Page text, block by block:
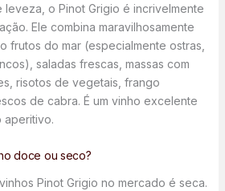
o Pinot Grigio é incrivelmente
Ele combina maravilhosamente
frutos do mar (especialmente ostras,
saladas frescas, massas com
risotos de vegetais, frango
de cabra. É um vinho excelente
aperitivo.
doce ou seco?
Pinot Grigio no mercado é seca.